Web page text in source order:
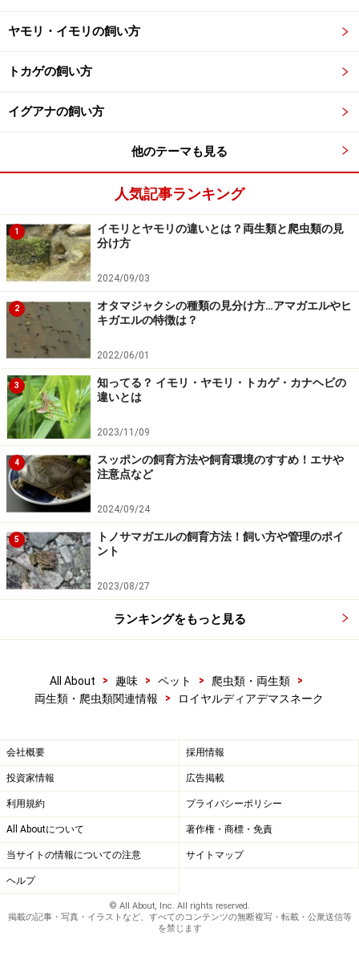
【編集部おすすめの購入サイト】
Amazonで人気のペット用品をチェック！
ヤモリ・イモリの飼い方
トカゲの飼い方
イグアナの飼い方
他のテーマも見る
人気記事ランキング
1
イモリとヤモリの違いとは？両生類と爬虫類の見
分け方
2024/09/03
2
オタマジャクシの種類の見分け方…アマガエルやヒ
キガエルの特徴は？
2022/06/01
3
知ってる？ イモリ・ヤモリ・トカゲ・カナヘビの
違いとは
2023/11/09
4
スッポンの飼育方法や飼育環境のすすめ！エサや
注意点など
2024/09/24
5
トノサマガエルの飼育方法！飼い方や管理のポイ
ント
2023/08/27
ランキングをもっと見る
All About > 趣味 > ペット > 爬虫類・両生類
>
両生類・爬虫類関連情報
> ロイヤルディアデマスネーク
会社概要 採用情報
投資家情報 広告掲載
利用規約 プライバシーポリシー
All Aboutについて 著作権・商標・免責
当サイトの情報についての注意 サイトマップ
ヘルプ
© All About, Inc. All rights reserved.
掲載の記事・写真・イラストなど、すべてのコンテンツの無断複写・転載・公衆送信等
を禁じます